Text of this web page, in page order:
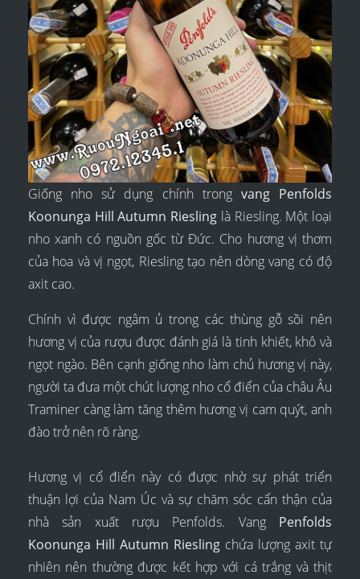
Giống nho sử dụng chính trong vang Penfolds
Koonunga Hill Autumn Riesling là Riesling. Một loại
nho xanh có nguồn gốc từ Đức. Cho hương vị thơm
của hoa và vị ngọt, Riesling tạo nên dòng vang có độ
axit cao.
Chính vì được ngâm ủ trong các thùng gỗ sồi nên
hương vị của rượu được đánh giá là tinh khiết, khô và
ngọt ngào. Bên cạnh giống nho làm chủ hương vị này,
người ta đưa một chút lượng nho cổ điển của châu Âu
Traminer càng làm tăng thêm hương vị cam quýt, anh
đào trở nên rõ ràng.
Hương vị cổ điển này có được nhờ sự phát triển
thuận lợi của Nam Úc và sự chăm sóc cẩn thận của
nhà sản xuất rượu Penfolds. Vang Penfolds
Koonunga Hill Autumn Riesling chứa lượng axit tự
nhiên nên thường được kết hợp với cá trắng và thịt